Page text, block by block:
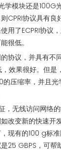
模块还是100G
CPRI协议具有良
用了ECPRI协议
很低。
协议，并具有不
，效果很好。但
的压缩率，并且
，无线访问网络
改变新的快速开
现有的100 g标
25 GBPS，可帮